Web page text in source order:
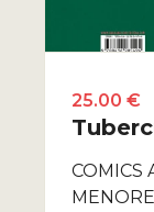
25.00 €
COMICS